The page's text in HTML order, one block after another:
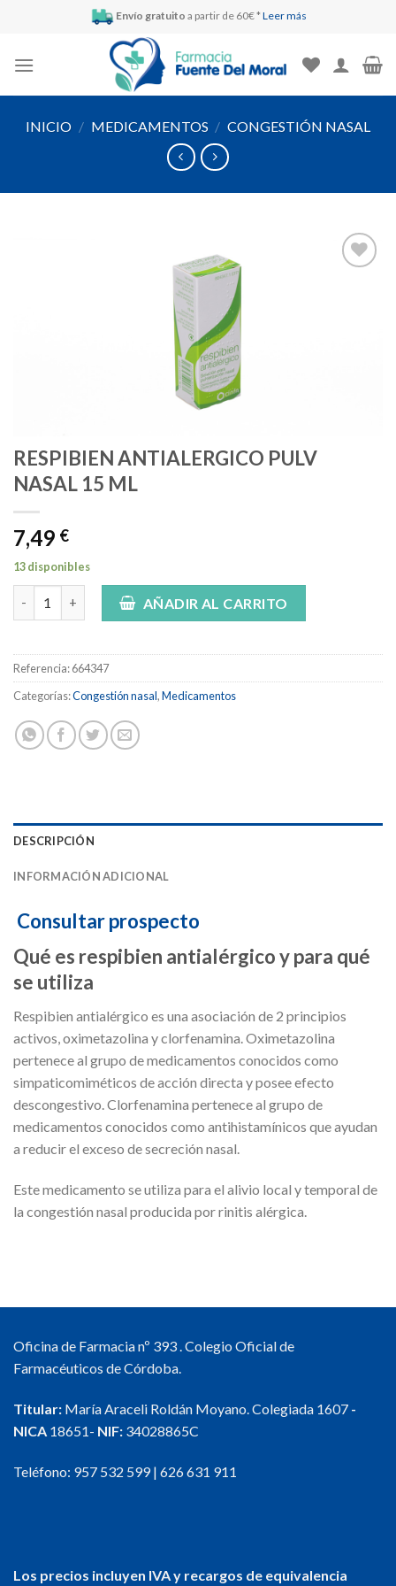
Envío gratuito a partir de 60€ * Leer más
INICIO / MEDICAMENTOS / CONGESTIÓN NASAL
RESPIBIEN ANTIALERGICO PULV
NASAL 15 ML
7,49 €
13 disponibles
RESPIBIEN ANTIALERGICO PULV NASAL 15 ML cantidad
AÑADIR AL CARRITO
Referencia:664347
Categorías:Congestión nasal,Medicamentos
DESCRIPCIÓN
INFORMACIÓN ADICIONAL
Consultar prospecto
Qué es respibien antialérgico y para qué
se utiliza
Respibien antialérgico es una asociación de 2 principios
activos, oximetazolina y clorfenamina. Oximetazolina
pertenece al grupo de medicamentos conocidos como
simpaticomiméticos de acción directa y posee efecto
descongestivo. Clorfenamina pertenece al grupo de
medicamentos conocidos como antihistamínicos que ayudan
a reducir el exceso de secreción nasal.
Este medicamento se utiliza para el alivio local y temporal de
la congestión nasal producida por rinitis alérgica.
Oficina de Farmacia nº 393 . Colegio Oficial de
Farmacéuticos de Córdoba.
Titular: María Araceli Roldán Moyano. Colegiada 1607 -
NICA 18651- NIF: 34028865C
Teléfono: 957 532 599| 626 631 911
Los precios incluyen IVA y recargos de equivalencia